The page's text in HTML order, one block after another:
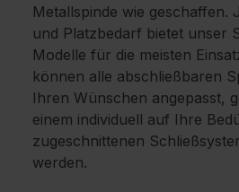
Metallspinde wie geschaffen.
und Platzbedarf bietet unser
Modelle für die meisten
können alle abschließbaren
Ihren Wünschen angepasst,
einem individuell auf Ihre
zugeschnittenen
werden.